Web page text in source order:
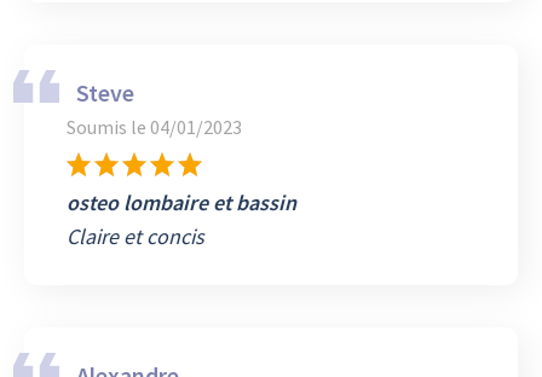
Steve
Soumis le 04/01/2023
osteo lombaire et bassin
Claire et concis